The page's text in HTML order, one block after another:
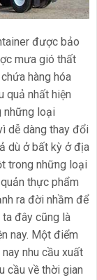
được bảo
mưa gió thất
hàng hóa
quả nhất hiện
những loại
dễ dàng thay đổi
dù ở bất kỳ ở địa
trong những loại
thực phẩm
ra đời nhầm để
đây cũng là
nay. Một điểm
nhu cầu xuất
cầu về thời gian